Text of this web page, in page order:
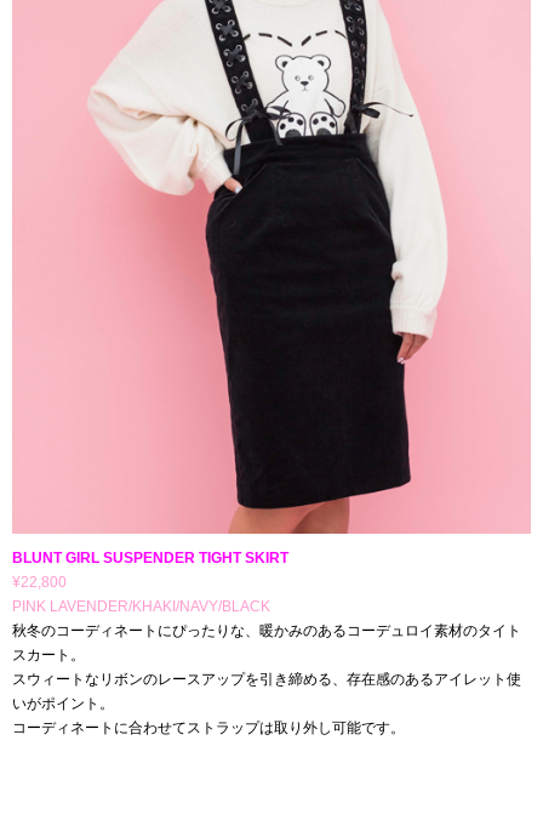
BLUNT GIRL SUSPENDER TIGHT SKIRT
¥22,800
PINK LAVENDER/KHAKI/NAVY/BLACK
秋冬のコーディネートにぴったりな、暖かみのあるコーデュロイ素材のタイト
スカート。
スウィートなリボンのレースアップを引き締める、存在感のあるアイレット使
いがポイント。
コーディネートに合わせてストラップは取り外し可能です。